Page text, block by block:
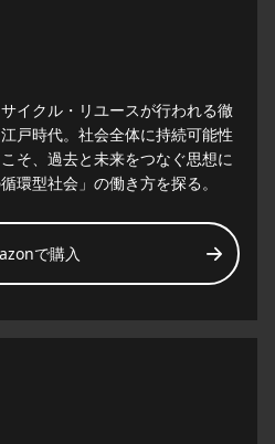
イクル・リユースが行われる徹
戸時代。社会全体に持続可能性
そ、過去と未来をつなぐ思想に
環型社会」の働き方を探る。
で購入